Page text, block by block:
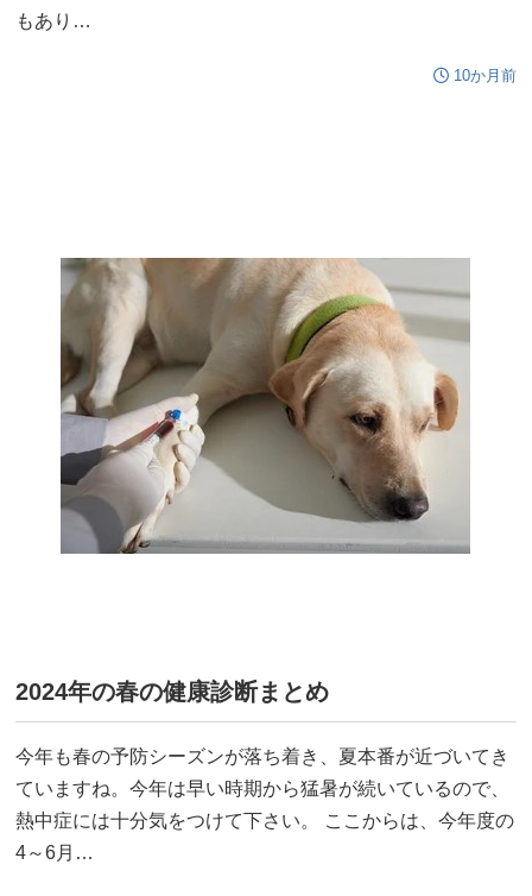
もあり…
10か月前
2024年の春の健康診断まとめ
今年も春の予防シーズンが落ち着き、夏本番が近づいてき
ていますね。今年は早い時期から猛暑が続いているので、
熱中症には十分気をつけて下さい。 ここからは、今年度の
4～6月…